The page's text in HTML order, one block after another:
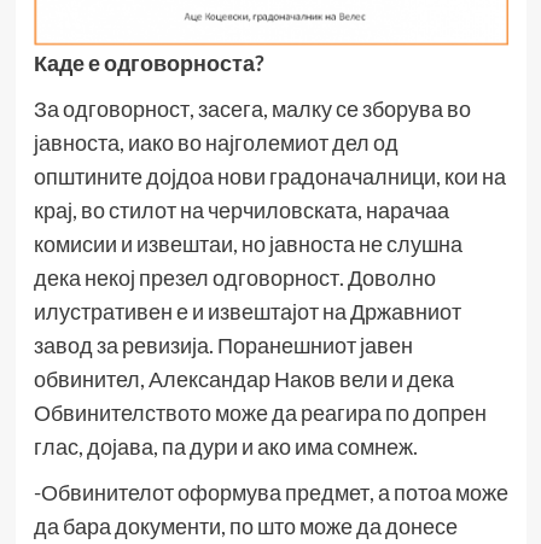
Каде е одговорноста?
За одговорност, засега, малку се зборува во
јавноста, иако во најголемиот дел од
општините дојдоа нови градоначалници, кои на
крај, во стилот на черчиловската, нарачаа
комисии и извештаи, но јавноста не слушна
дека некој презел одговорност. Доволно
илустративен е и извештајот на Државниот
завод за ревизија. Поранешниот јавен
обвинител, Александар Наков вели и дека
Обвинителството може да реагира по допрен
глас, дојава, па дури и ако има сомнеж.
-Обвинителот оформува предмет, а потоа може
да бара документи, по што може да донесе